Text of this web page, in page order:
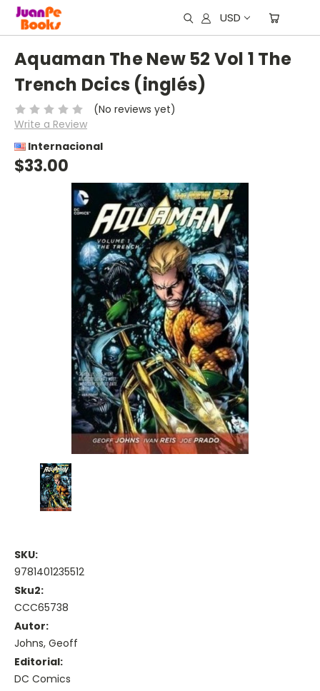
USD
Aquaman The New 52 Vol 1 The
Trench Dcics (inglés)
(No reviews yet)
Write a Review
Internacional
$33.00
SKU:
9781401235512
Sku2:
CCC65738
Autor:
Johns, Geoff
Editorial:
DC Comics